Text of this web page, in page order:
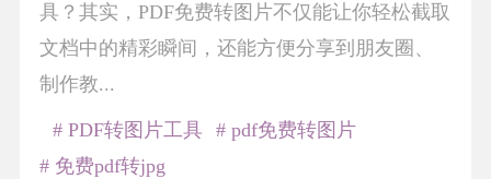
具？其实，PDF免费转图片不仅能让你轻松截取
文档中的精彩瞬间，还能方便分享到朋友圈、
制作教...
# PDF转图片工具
# pdf免费转图片
# 免费pdf转jpg